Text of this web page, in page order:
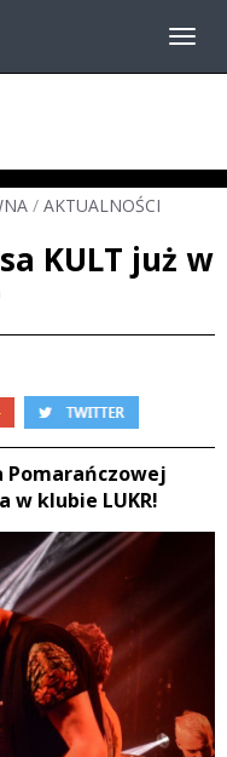
data: user (path: ) in
/ AKTUALNOŚCI
KULT już w
Pomarańczowej
w klubie LUKR!